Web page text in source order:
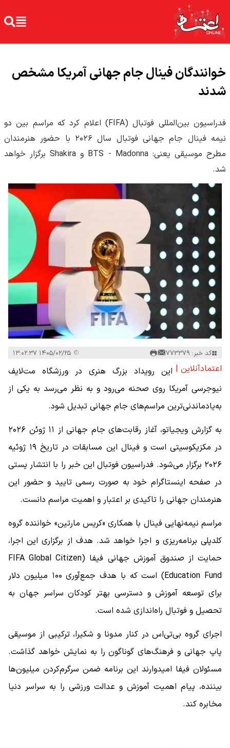
خوانندگان فینال جام جهانی آمریکا مشخص
شدند
فدراسیون بین‌المللی فوتبال (FIFA) اعلام کرد که مراسم بین دو
نیمه فینال جام جهانی فوتبال سال ۲۰۲۶ با حضور هنرمندان
مطرح موسیقی یعنی: BTS - Madonna و Shakira برگزار خواهد
شد.
کد خبر: 773379
اعتمادآنلاین | این رویداد بزرگ هنری در ورزشگاه مت‌لایف
نیوجرسی آمریکا روی صحنه می‌رود و به نظر می‌رسد به یکی از
به‌یادماندنی‌ترین مراسم‌های جام جهانی تبدیل شود.
به گزارش ویجیاتو، آغاز رقابت‌های جام جهانی از ۱۱ ژوئن ۲۰۲۶
در مکزیکوسیتی است و فینال این مسابقات در تاریخ ۱۹ ژوئیه
۲۰۲۶ برگزار می‌شود. فدراسیون فوتبال این خبر را با انتشار پستی
در صفحه اینستاگرام خود به صورت رسمی تایید و حضور این
هنرمندان جهانی را تاکیدی بر اعتبار و اهمیت مراسم دانست.
مراسم نیمه‌نهایی فینال با همکاری «کریس مارتین» خواننده گروه
کلدپلی برنامه‌ریزی و اجرا خواهد شد. هدف از برگزاری این اجرا،
حمایت از صندوق آموزش جهانی فیفا (FIFA Global Citizen
Education Fund) است که با هدف جمع‌آوری ۱۰۰ میلیون دلار
برای توسعه آموزش و دسترسی بهتر کودکان سراسر جهان به
تحصیل و فوتبال راه‌اندازی شده است.
اجرای گروه بی‌تی‌اس در کنار مدونا و شکیرا، ترکیبی از موسیقی
پاپ جهانی و فرهنگ‌های گوناگون را به نمایش خواهد گذاشت.
مسئولان فیفا امیدوارند این برنامه ضمن سرگرم‌کردن میلیون‌ها
بیننده، پیام اهمیت آموزش و عدالت ورزشی را به سراسر دنیا
مخابره کند.